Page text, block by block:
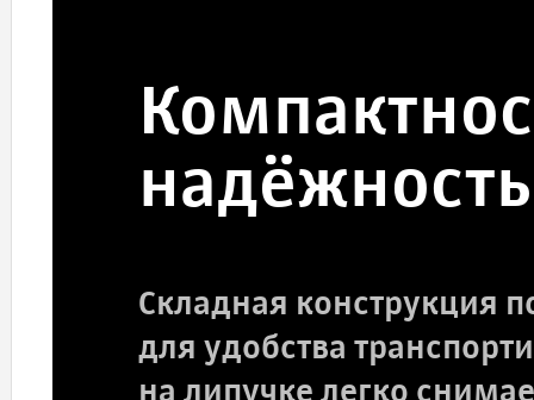
надёжность
Складная конструкция
для удобства
на липучке легко